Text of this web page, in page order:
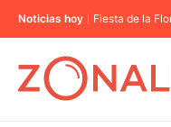
Noticias hoy Fiesta de la